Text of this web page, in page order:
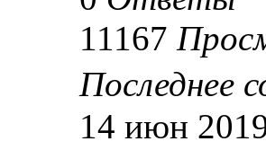
11167
Последнее
14 июн